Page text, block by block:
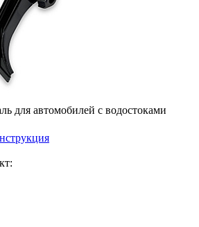
для автомобилей с водостоками